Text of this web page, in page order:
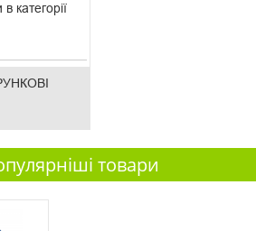
категорії
товари